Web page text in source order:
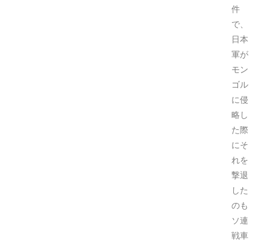
件
で、
日本
軍が
モン
ゴル
に侵
略し
た際
にそ
れを
撃退
した
のも
ソ連
戦車